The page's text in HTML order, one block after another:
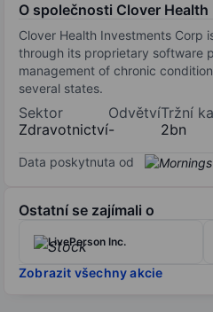
O společnosti Clover Health
Clover Health Investments Corp
through its proprietary software
management of chronic
several states.
Sektor
Zdravotnictví
Odvětví
-
Tržní
2bn
Data poskytnuta od
Ostatní se zajímali o
LivePerson Inc.
Zobrazit všechny akcie